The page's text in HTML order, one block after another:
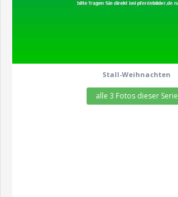
Stall-Weihnachten
alle 3 Fotos dieser Serie